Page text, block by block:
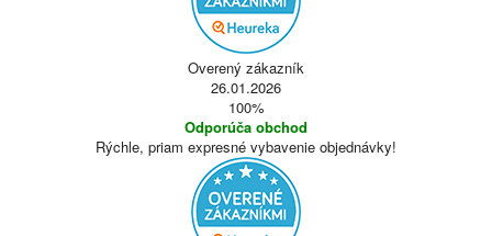
Overený zákazník
26.01.2026
100%
Odporúča obchod
Rýchle, priam expresné vybavenie objednávky!